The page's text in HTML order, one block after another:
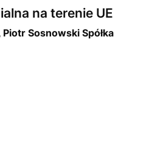
na terenie UE
Sosnowski Spółka